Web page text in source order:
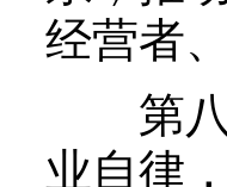
经营者
第八
业自律